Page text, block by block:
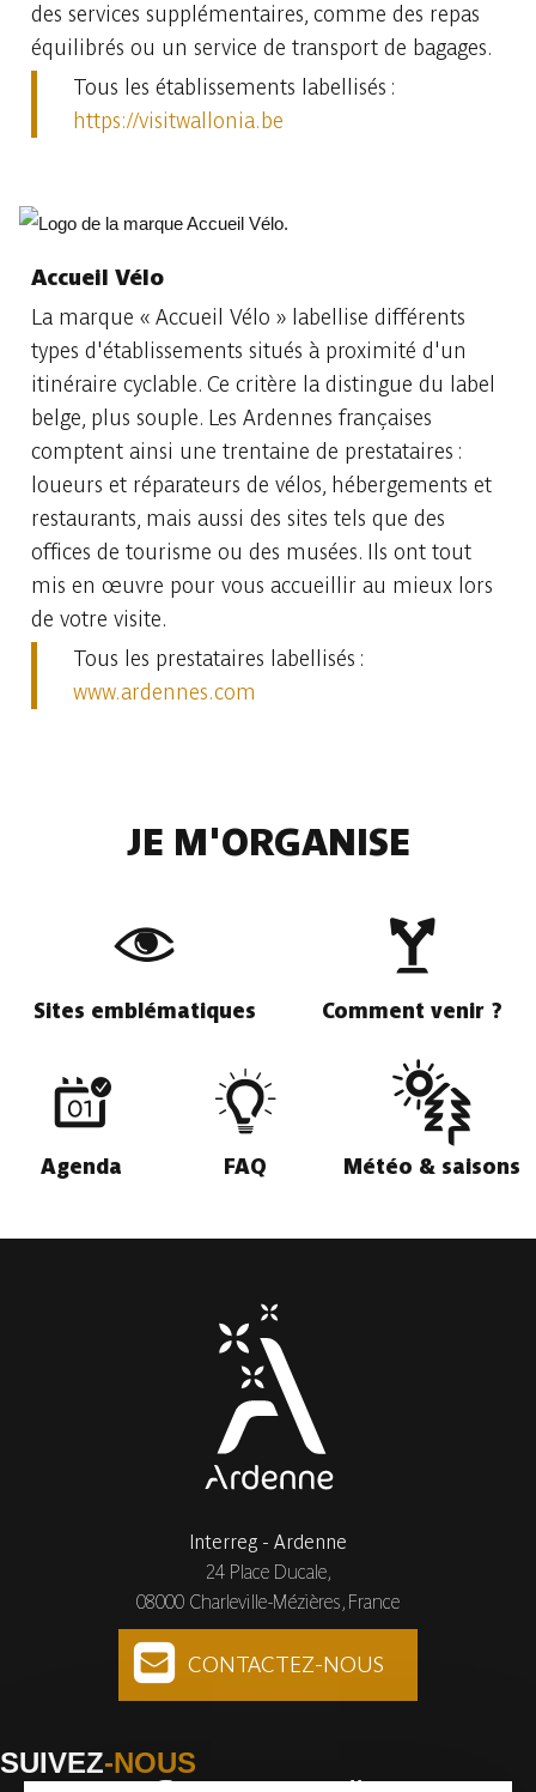
des services supplémentaires, comme des repas
équilibrés ou un service de transport de bagages.
Tous les établissements labellisés :
https://visitwallonia.be
Accueil Vélo
La marque « Accueil Vélo » labellise différents
types d'établissements situés à proximité d'un
itinéraire cyclable. Ce critère la distingue du label
belge, plus souple. Les Ardennes françaises
comptent ainsi une trentaine de prestataires :
loueurs et réparateurs de vélos, hébergements et
restaurants, mais aussi des sites tels que des
offices de tourisme ou des musées. Ils ont tout
mis en œuvre pour vous accueillir au mieux lors
de votre visite.
Tous les prestataires labellisés :
www.ardennes.com
JE M'ORGANISE
Sites emblématiques Comment venir ?
Agenda FAQ Météo & saisons
Interreg - Ardenne
24 Place Ducale,
08000 Charleville-Mézières, France
CONTACTEZ-NOUS
SUIVEZ-NOUS